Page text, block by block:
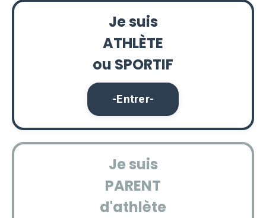
Je suis
ATHLÈTE
ou SPORTIF
-Entrer-
Je suis
PARENT
d'athlète